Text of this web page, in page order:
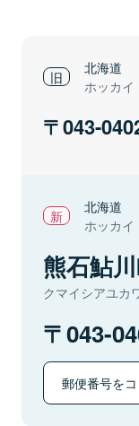
北海道
ホッカイ
043-
北海道
ホッカイ
熊石鮎
クマイシアユカ
043-
郵便番号を